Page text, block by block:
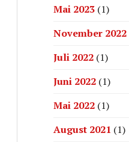
Mai 2023 (1)
November 2022
Juli 2022 (1)
Juni 2022 (1)
Mai 2022 (1)
August 2021 (1)